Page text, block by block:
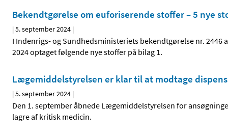
Bekendtgørelse om euforiserende stoffer – 5 nye
|5. september 2024 |
I Indenrigs- og Sundhedsministeriets bekendtgørelse nr.
2024 optaget følgende nye stoffer på bilag 1.
Lægemiddelstyrelsen er klar til at modtage
|5. september 2024 |
Den 1. september åbnede Lægemiddelstyrelsen for
lagre af kritisk medicin.